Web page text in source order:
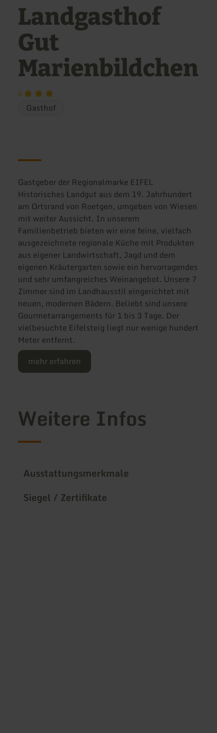
Landgasthof
Gut
Marienbildchen
G
Gasthof
Gastgeber der Regionalmarke EIFEL
Historisches Landgut aus dem 19. Jahrhundert
am Ortsrand von Roetgen, umgeben von Wiesen
mit weiter Aussicht. In unserem
Familienbetrieb bieten wir eine feine, vielfach
ausgezeichnete regionale Küche mit Produkten
aus eigener Landwirtschaft, Jagd und dem
eigenen Kräutergarten sowie ein hervorragendes
und sehr umfangreiches Weinangebot. Unsere 7
Zimmer sind im Landhausstil eingerichtet mit
neuen, modernen Bädern. Beliebt sind unsere
Gourmetarrangements für 1 bis 3 Tage. Der
vielbesuchte Eifelsteig liegt nur wenige hundert
Meter entfernt.
mehr erfahren
Weitere Infos
Ausstattungsmerkmale
Siegel / Zertifikate